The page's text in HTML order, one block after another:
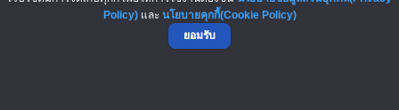
Policy)และ นโยบายคุกกี้(Cookie Policy)
ยอมรับ